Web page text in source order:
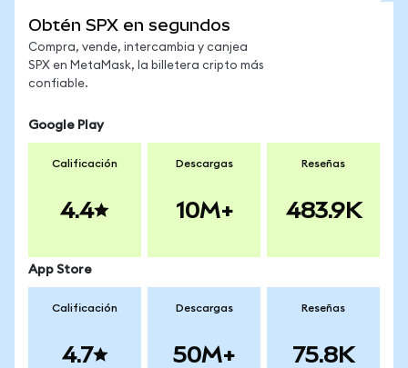
Obtén SPX en segundos
Compra, vende, intercambia y canjea
SPX en MetaMask, la billetera cripto más
confiable.
Google Play
Calificación
4.4
Descargas
10M+
Reseñas
483.9K
App Store
Calificación
4.7
Descargas
50M+
Reseñas
75.8K